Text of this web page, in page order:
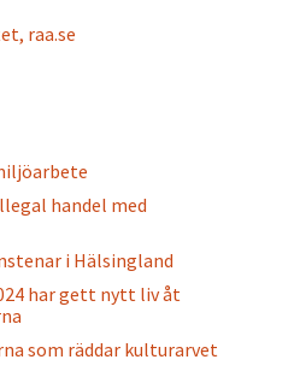
raa.se
handel med
i Hälsingland
har gett nytt liv åt
som räddar kulturarvet